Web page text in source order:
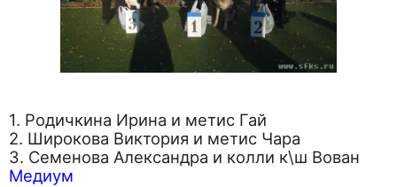
1. Родичкина Ирина и метис Гай
2. Широкова Виктория и метис Чара
3. Семенова Александра и колли к\ш Вован
Медиум